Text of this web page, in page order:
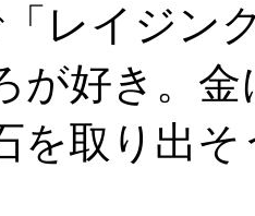
レイジン
が好き。
を取り出